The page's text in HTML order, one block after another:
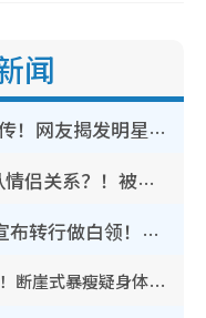
闻
8大最没礼貌艺人名单被疯传！网友揭发明星真面目，一致数落这一位是无品天花板？
叶泓文拍拖一周年亲口否认情侣关系？！被质疑感情造假竟称GM“普通同事”
《爱·回家》36岁男艺人宣布转行做白领！卸下艺人身份回归素人平淡生活
33岁女歌手突然宣布全面停工！断崖式暴瘦疑身体亮红灯！声明曝：将暂时淡出